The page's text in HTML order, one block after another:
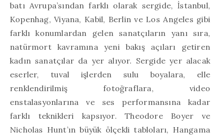
batı Avrupa’sından farklı olarak sergide, İstanbul,
Kopenhag, Viyana, Kabil, Berlin ve Los Angeles gibi
farklı konumlardan gelen sanatçıların yanı sıra,
natürmort kavramına yeni bakış açıları getiren
kadın sanatçılar da yer alıyor. Sergide yer alacak
eserler, tuval işlerden sulu boyalara, elle
renklendirilmiş fotoğraflara, video
enstalasyonlarına ve ses performansına kadar
farklı teknikleri kapsıyor. Theodore Boyer ve
Nicholas Hunt’ın büyük ölçekli tabloları, Hangama